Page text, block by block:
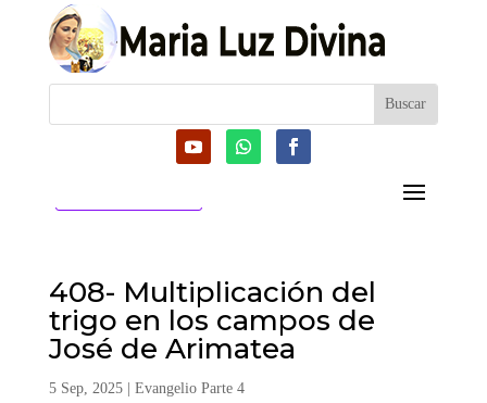
408- Multiplicación del
trigo en los campos de
José de Arimatea
5 Sep, 2025| Evangelio Parte 4